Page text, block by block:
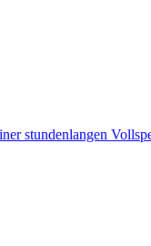
stundenlangen